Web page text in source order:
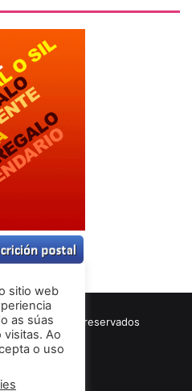
los derechos reservados
Condiciones
sitio web
as súas
Ao
o uso